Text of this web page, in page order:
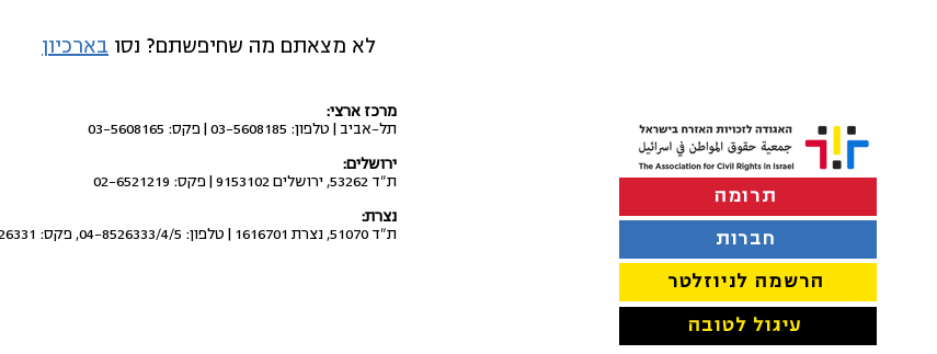
פוליטיים על מרפסות פרטיות!
לא מצאתם מה שחיפשתם? נסו בארכיון
מרכז ארצי:
תל-אביב | טלפון: 03-5608185 | פקס: 03-5608165
ירושלים:
ת"ד 53262, ירושלים 9153102 | פקס: 02-6521219
נצרת:
ת"ד 51070, נצרת 1616701 | טלפון: 04-8526333/4/5, פקס: 04-8526331
תרומה
חברות
הרשמה לניוזלטר
עיגול לטובה